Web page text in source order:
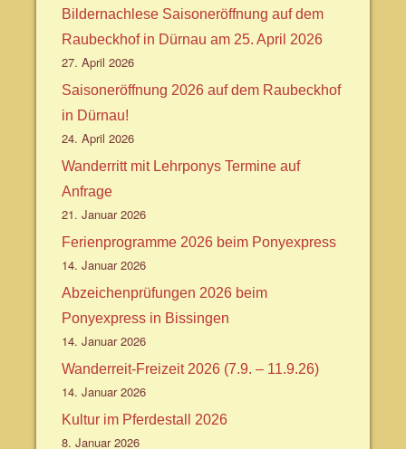
Bildernachlese Saisoneröffnung auf dem
Raubeckhof in Dürnau am 25. April 2026
27. April 2026
Saisoneröffnung 2026 auf dem Raubeckhof
in Dürnau!
24. April 2026
Wanderritt mit Lehrponys Termine auf
Anfrage
21. Januar 2026
Ferienprogramme 2026 beim Ponyexpress
14. Januar 2026
Abzeichenprüfungen 2026 beim
Ponyexpress in Bissingen
14. Januar 2026
Wanderreit-Freizeit 2026 (7.9. – 11.9.26)
14. Januar 2026
Kultur im Pferdestall 2026
8. Januar 2026